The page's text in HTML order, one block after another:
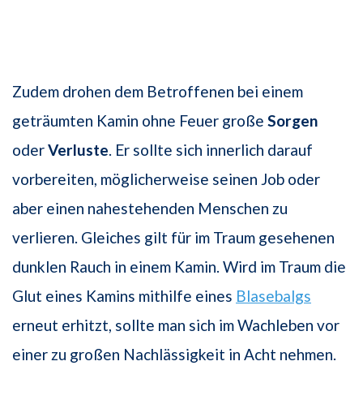
Zudem drohen dem Betroffenen bei einem
geträumten Kamin ohne Feuer große Sorgen
oderVerluste. Er sollte sich innerlich darauf
vorbereiten, möglicherweise seinen Job oder
aber einen nahestehenden Menschen zu
verlieren. Gleiches gilt für im Traum gesehenen
dunklen Rauch in einem Kamin. Wird im Traum die
Glut eines Kamins mithilfe eines Blasebalgs
erneut erhitzt, sollte man sich im Wachleben vor
einer zu großen Nachlässigkeit in Acht nehmen.